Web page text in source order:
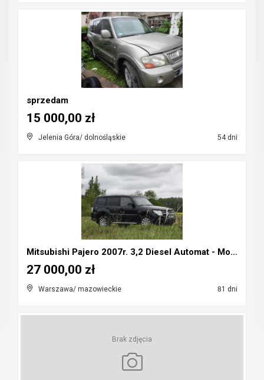
sprzedam
Jelenia Góra/ dolnośląskie 54 dni
15 000,00 zł
Mitsubishi Pajero 2007r. 3,2 Diesel Automat - Możl...
Warszawa/ mazowieckie 81 dni
27 000,00 zł
Brak zdjęcia